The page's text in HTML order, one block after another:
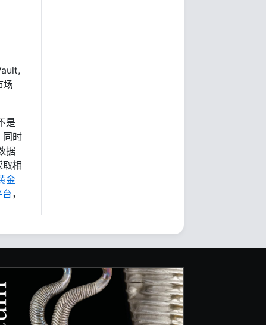
场
是
同时
据
取相
金
，